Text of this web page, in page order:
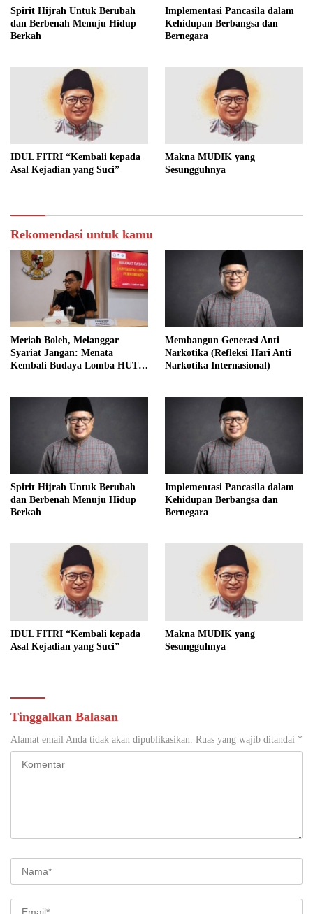
Spirit Hijrah Untuk Berubah
dan Berbenah Menuju Hidup
Berkah
Implementasi Pancasila dalam
Kehidupan Berbangsa dan
Bernegara
IDUL FITRI “Kembali kepada
Asal Kejadian yang Suci”
Makna MUDIK yang
Sesungguhnya
Rekomendasi untuk kamu
Meriah Boleh, Melanggar
Syariat Jangan: Menata
Kembali Budaya Lomba HUT
Membangun Generasi Anti
Narkotika (Refleksi Hari Anti
Narkotika Internasional)
Spirit Hijrah Untuk Berubah
dan Berbenah Menuju Hidup
Berkah
Implementasi Pancasila dalam
Kehidupan Berbangsa dan
Bernegara
IDUL FITRI “Kembali kepada
Asal Kejadian yang Suci”
Makna MUDIK yang
Sesungguhnya
Tinggalkan Balasan
Alamat email Anda tidak akan dipublikasikan. Ruas yang wajib ditandai *